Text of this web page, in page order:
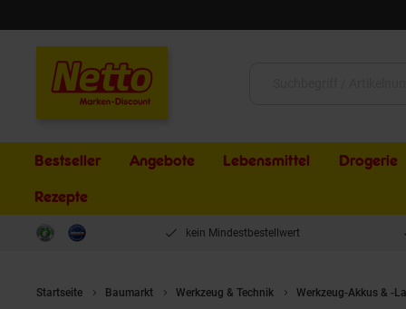
Bestseller Angebote Lebensmittel Drogerie
Rezepte
kein Mindestbestellwert
Startseite Baumarkt Werkzeug & Technik Werkzeug-Akkus & -